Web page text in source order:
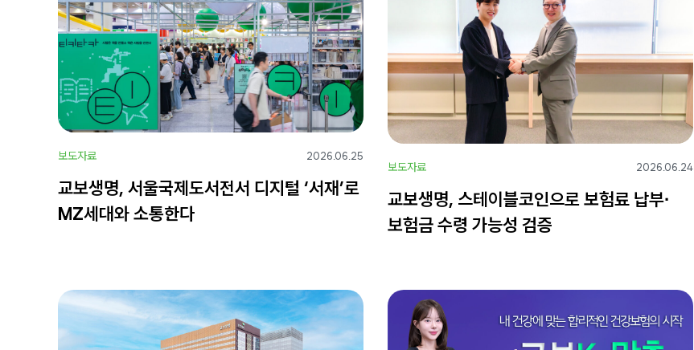
보도자료 2026.06.25
교보생명, 서울국제도서전서 디지털 ‘서재’로
MZ세대와 소통한다
보도자료 2026.06.24
교보생명, 스테이블코인으로 보험료 납부∙
보험금 수령 가능성 검증